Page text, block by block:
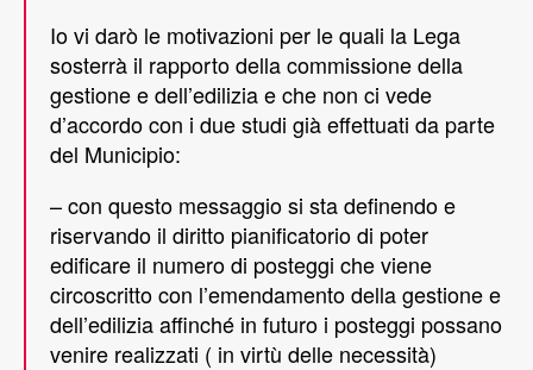
Io vi darò le motivazioni per le quali la Lega
sosterrà il rapporto della commissione della
gestione e dell’edilizia e che non ci vede
d’accordo con i due studi già effettuati da parte
del Municipio:
– con questo messaggio si sta definendo e
riservando il diritto pianificatorio di poter
edificare il numero di posteggi che viene
circoscritto con l’emendamento della gestione e
dell’edilizia affinché in futuro i posteggi possano
venire realizzati ( in virtù delle necessità)